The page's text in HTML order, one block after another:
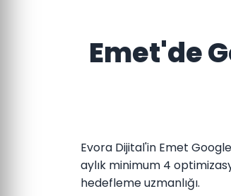
Emet'de
Evora Dijital'in Emet
aylık minimum 4
hedefleme uzmanlığı.